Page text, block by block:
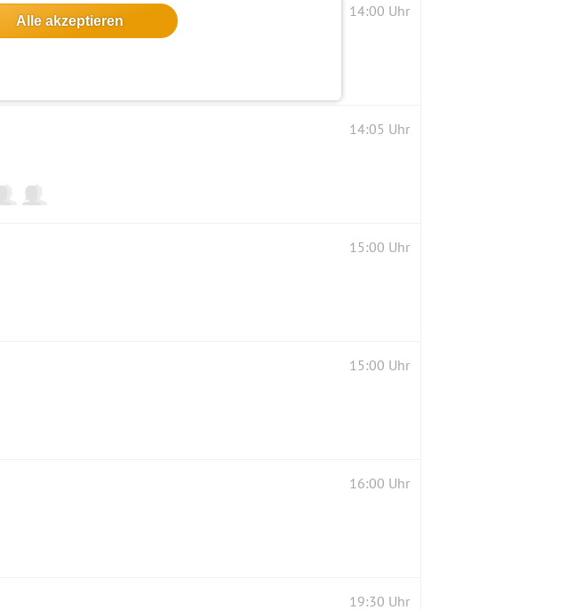
Alle akzeptieren
14:00 Uhr
14:05 Uhr
15:00 Uhr
15:00 Uhr
16:00 Uhr
19:30 Uhr